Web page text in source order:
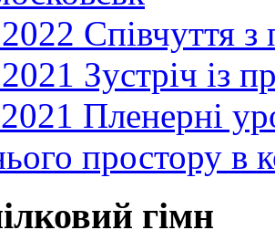
Співчуття з
Зустріч із
Пленерні
простору
гімн